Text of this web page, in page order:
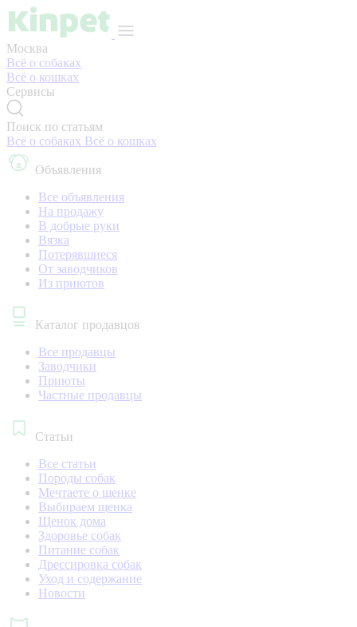
Москва
Всё о собаках
Всё о кошках
Сервисы
Поиск по статьям
Всё о собаках Всё о кошках
Объявления
Все объявления
На продажу
В добрые руки
Вязка
Потерявшиеся
От заводчиков
Из приютов
Каталог продавцов
Все продавцы
Заводчики
Приюты
Частные продавцы
Статьи
Все статьи
Породы собак
Мечтаете о щенке
Выбираем щенка
Щенок дома
Здоровье собак
Питание собак
Дрессировка собак
Уход и содержание
Новости